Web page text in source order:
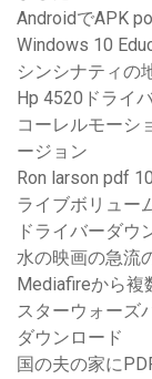
AndroidでAPK
Windows 10
シンシナティの
Hp 4520ドライ
コーレルモーシ
ージョン
Ron larson pdf
ライブボリュー
ドライバーダウ
水の映画の急流
Mediafireから複
スターウォーズ
ダウンロード
国の夫の家に